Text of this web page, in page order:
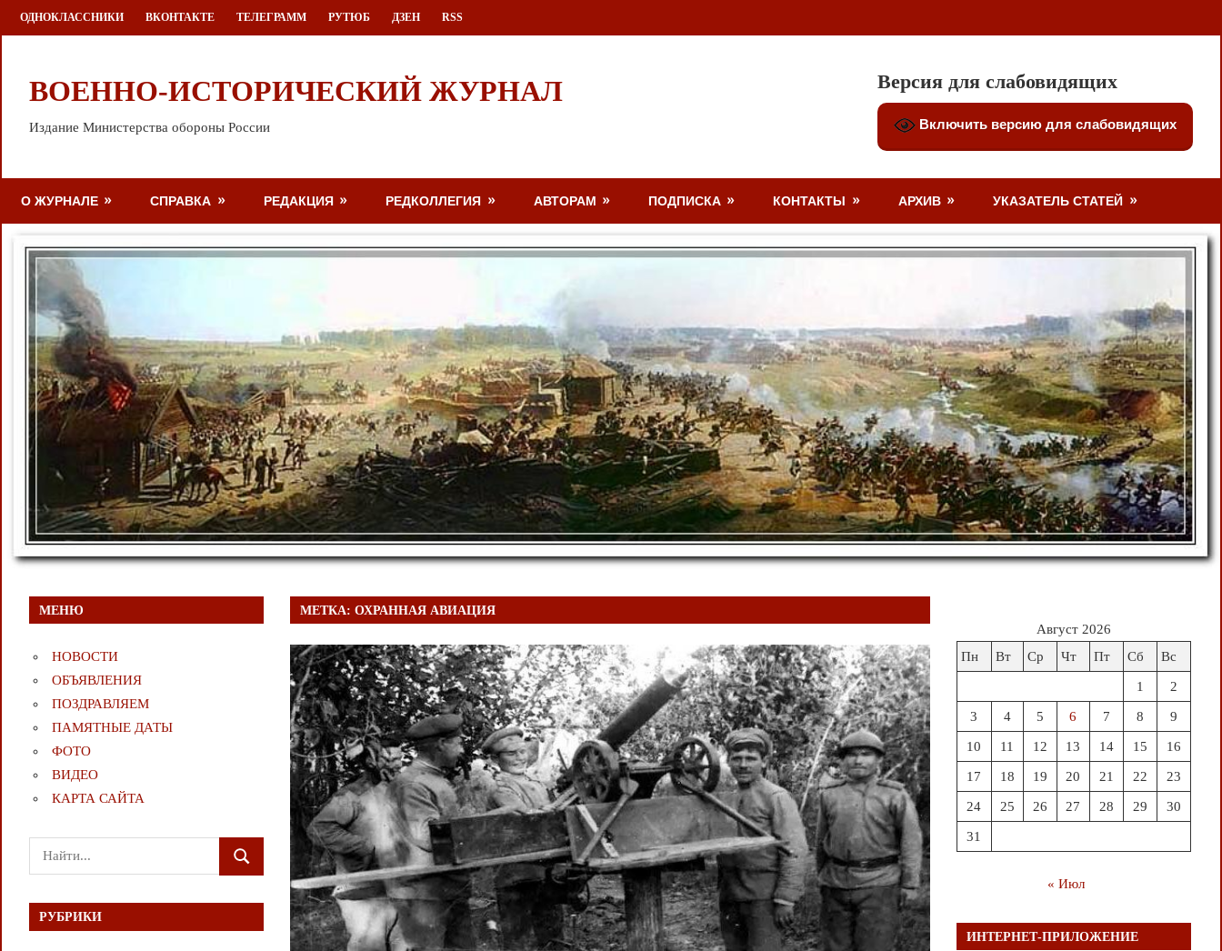
Перейти
к
ОДНОКЛАССНИКИ ВКОНТАКТЕ ТЕЛЕГРАММ РУТЮБ ДЗЕН RSS
ВОЕННО-ИСТОРИЧЕСКИЙ ЖУРНАЛ
Издание Министерства обороны России
Версия для слабовидящих
Включить версию для слабовидящих
О ЖУРНАЛЕ СПРАВКА РЕДАКЦИЯ РЕДКОЛЛЕГИЯ АВТОРАМ ПОДПИСКА КОНТАКТЫ АРХИВ УКАЗАТЕЛЬ СТАТЕЙ
МЕТКА:ОХРАННАЯ АВИАЦИЯ
МЕНЮ
НОВОСТИ
ОБЪЯВЛЕНИЯ
ПОЗДРАВЛЯЕМ
ПАМЯТНЫЕ ДАТЫ
ФОТО
ВИДЕО
КАРТА САЙТА
Поиск
для:
ПОИСК
РУБРИКИ
Август 2026
Пн
Вт Ср Чт Пт Сб Вс
1 2
3 4 5 6 7 8 9
10 11 12 13 14 15 16
17 18 19 20 21 22 23
24 25 26 27 28 29 30
31
« Июл
ИНТЕРНЕТ-ПРИЛОЖЕНИЕ